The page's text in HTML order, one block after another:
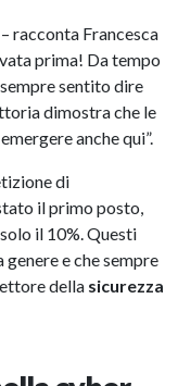
racconta Francesca
prima! Da tempo
sempre sentito dire
dimostra che le
anche qui”.
di
il primo posto,
il 10%. Questi
e che sempre
della sicurezza